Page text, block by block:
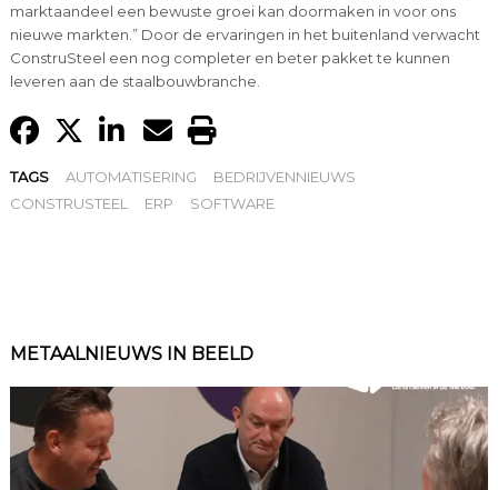
marktaandeel een bewuste groei kan doormaken in voor ons
nieuwe markten.” Door de ervaringen in het buitenland verwacht
ConstruSteel een nog completer en beter pakket te kunnen
leveren aan de staalbouwbranche.
TAGS AUTOMATISERING
BEDRIJVENNIEUWS
CONSTRUSTEEL
ERP SOFTWARE
METAALNIEUWS IN BEELD